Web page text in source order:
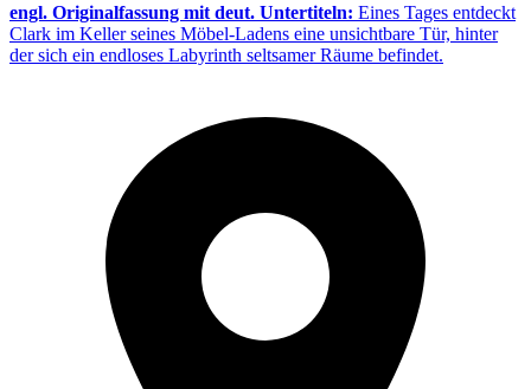
engl. Originalfassung mit deut. Untertiteln: Eines Tages entdeckt
Clark im Keller seines Möbel-Ladens eine unsichtbare Tür, hinter
der sich ein endloses Labyrinth seltsamer Räume befindet.